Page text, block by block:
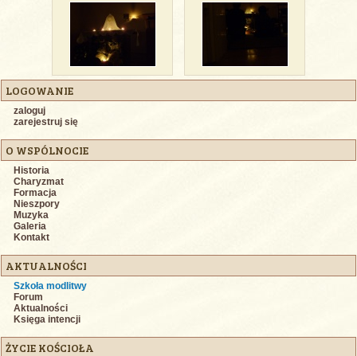
LOGOWANIE
zaloguj
zarejestruj się
O WSPÓLNOCIE
Historia
Charyzmat
Formacja
Nieszpory
Muzyka
Galeria
Kontakt
AKTUALNOŚCI
Szkoła modlitwy
Forum
Aktualności
Księga intencji
ŻYCIE KOŚCIOŁA